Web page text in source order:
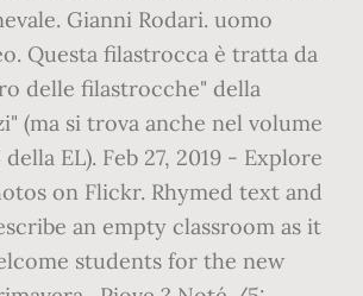
Gianni Rodari. uomo
Questa filastrocca è tratta da
delle filastrocche" della
(ma si trova anche nel volume
EL). Feb 27, 2019 - Explore
on Flickr. Rhymed text and
an empty classroom as it
students for the new